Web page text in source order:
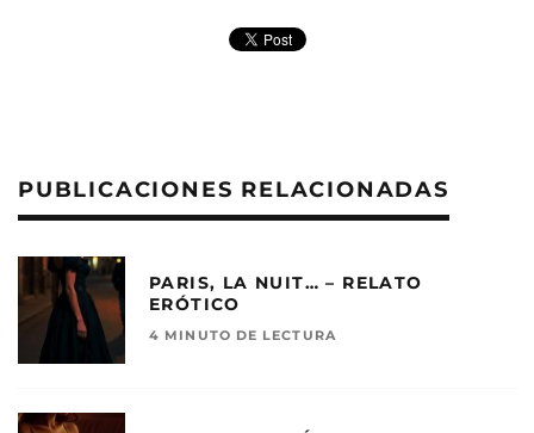
PUBLICACIONES RELACIONADAS
PARIS, LA NUIT… – RELATO
ERÓTICO
4 MINUTO DE LECTURA